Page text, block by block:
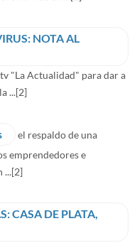
NOTA AL
"La Actualidad" para dar a
...[2]
el respaldo de una
emprendedores e
...[2]
CASA DE PLATA,